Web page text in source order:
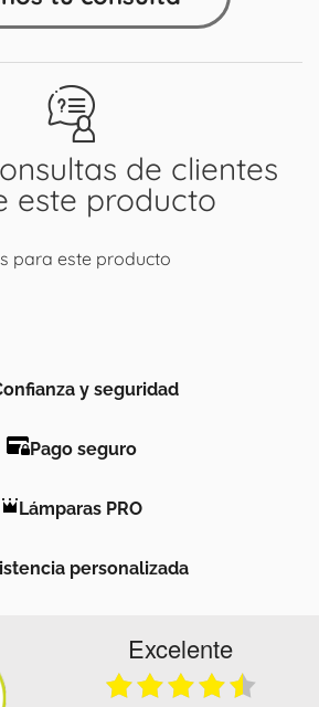
de clientes
este producto
para este producto
y seguridad
Pago seguro
Lámparas PRO
personalizada
Excelente